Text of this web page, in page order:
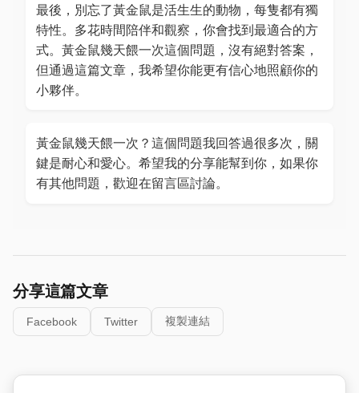
最後，別忘了黃金鼠是活生生的動物，每隻都有獨
特性。多花時間陪伴和觀察，你會找到最適合的方
式。黃金鼠幾天餵一次這個問題，沒有絕對答案，
但通過這篇文章，我希望你能更有信心地照顧你的
小夥伴。
黃金鼠幾天餵一次？這個問題我回答過很多次，關
鍵是耐心和愛心。希望我的分享能幫到你，如果你
有其他問題，歡迎在留言區討論。
分享這篇文章
Facebook Twitter 複製連結